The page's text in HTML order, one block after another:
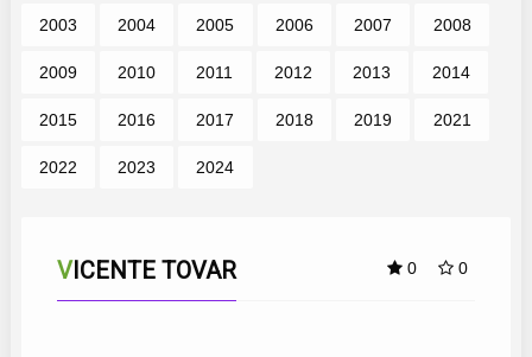
2003 2004 2005 2006 2007 2008
2009 2010 2011 2012 2013 2014
2015 2016 2017 2018 2019 2021
2022 2023 2024
0 0
VICENTE TOVAR